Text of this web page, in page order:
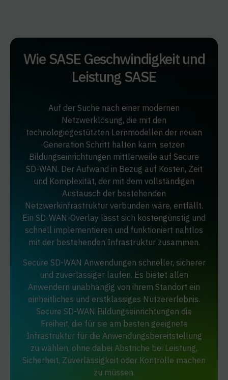
Wie SASE Geschwindigkeit und
Leistung SASE
Auf der Suche nach einer modernen
Netzwerklösung, die mit den
technologiegestützten Lernmodellen der neuen
Generation Schritt halten kann, setzen
Bildungseinrichtungen mittlerweile auf Secure
SD-WAN. Der Aufwand in Bezug auf Kosten, Zeit
und Komplexität, der mit dem vollständigen
Austausch der bestehenden
Netzwerkinfrastruktur verbunden wäre, entfällt.
Ein SD-WAN-Overlay lässt sich kostengünstig und
schnell implementieren und funktioniert nahtlos
mit der bestehenden Infrastruktur zusammen.
Secure SD-WAN Anwendungen schneller, sicherer
und zuverlässiger laufen. Es bietet allen
Anwendern unabhängig von ihrem Standort ein
einheitliches und erstklassiges Nutzererlebnis.
Secure SD-WAN Bildungseinrichtungen die
Freiheit, die für sie am besten geeignete
Infrastruktur für die Anwendungsbereitstellung
zu wählen, ohne dabei Abstriche bei Leistung,
Sicherheit, Zuverlässigkeit oder Kontrolle machen
zu müssen.